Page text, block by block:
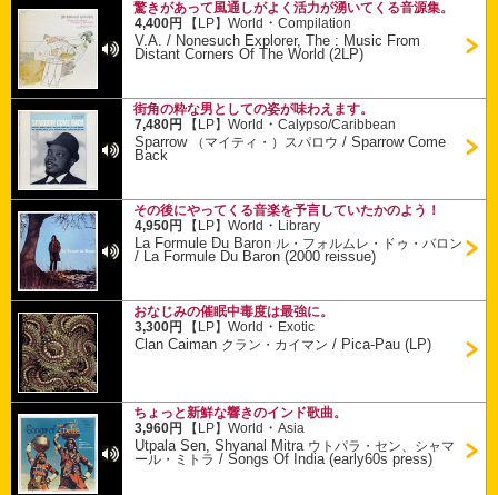
驚きがあって風通しがよく活力が湧いてくる音源集。
4,400円
【LP】World ・Compilation
V.A./ Nonesuch Explorer, The : Music From
Distant Corners Of The World (2LP)
街角の粋な男としての姿が味わえます。
7,480円
【LP】World ・Calypso/Caribbean
Sparrow （マイティ・）スパロウ /Sparrow Come
Back
その後にやってくる音楽を予言していたかのよう！
4,950円
【LP】World ・ Library
La Formule Du Baron ル・フォルムレ・ドゥ・バロン
/ La Formule Du Baron (2000 reissue)
おなじみの催眠中毒度は最強に。
3,300円
【LP】World ・ Exotic
Clan Caiman クラン・カイマン / Pica-Pau (LP)
ちょっと新鮮な響きのインド歌曲。
3,960円
【LP】World ・Asia
Utpala Sen, Shyanal Mitra ウトパラ・セン、シャマ
ール・ミトラ /Songs Of India (early60s press)